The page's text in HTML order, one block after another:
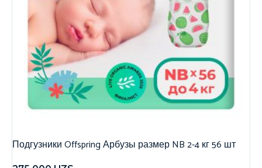
Подгузники Offspring Арбузы размер NB 2-4 кг 56 шт